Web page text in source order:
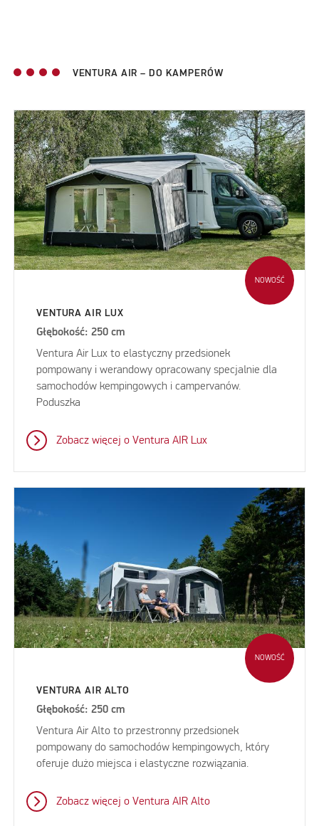
VENTURA AIR – DO KAMPERÓW
NOWOŚĆ
VENTURA AIR LUX
Głębokość: 250 cm
Ventura Air Lux to elastyczny przedsionek
pompowany i werandowy opracowany specjalnie dla
samochodów kempingowych i campervanów.
Poduszka
Zobacz więcej o Ventura AIR Lux
NOWOŚĆ
VENTURA AIR ALTO
Głębokość: 250 cm
Ventura Air Alto to przestronny przedsionek
pompowany do samochodów kempingowych, który
oferuje dużo miejsca i elastyczne rozwiązania.
Zobacz więcej o Ventura AIR Alto